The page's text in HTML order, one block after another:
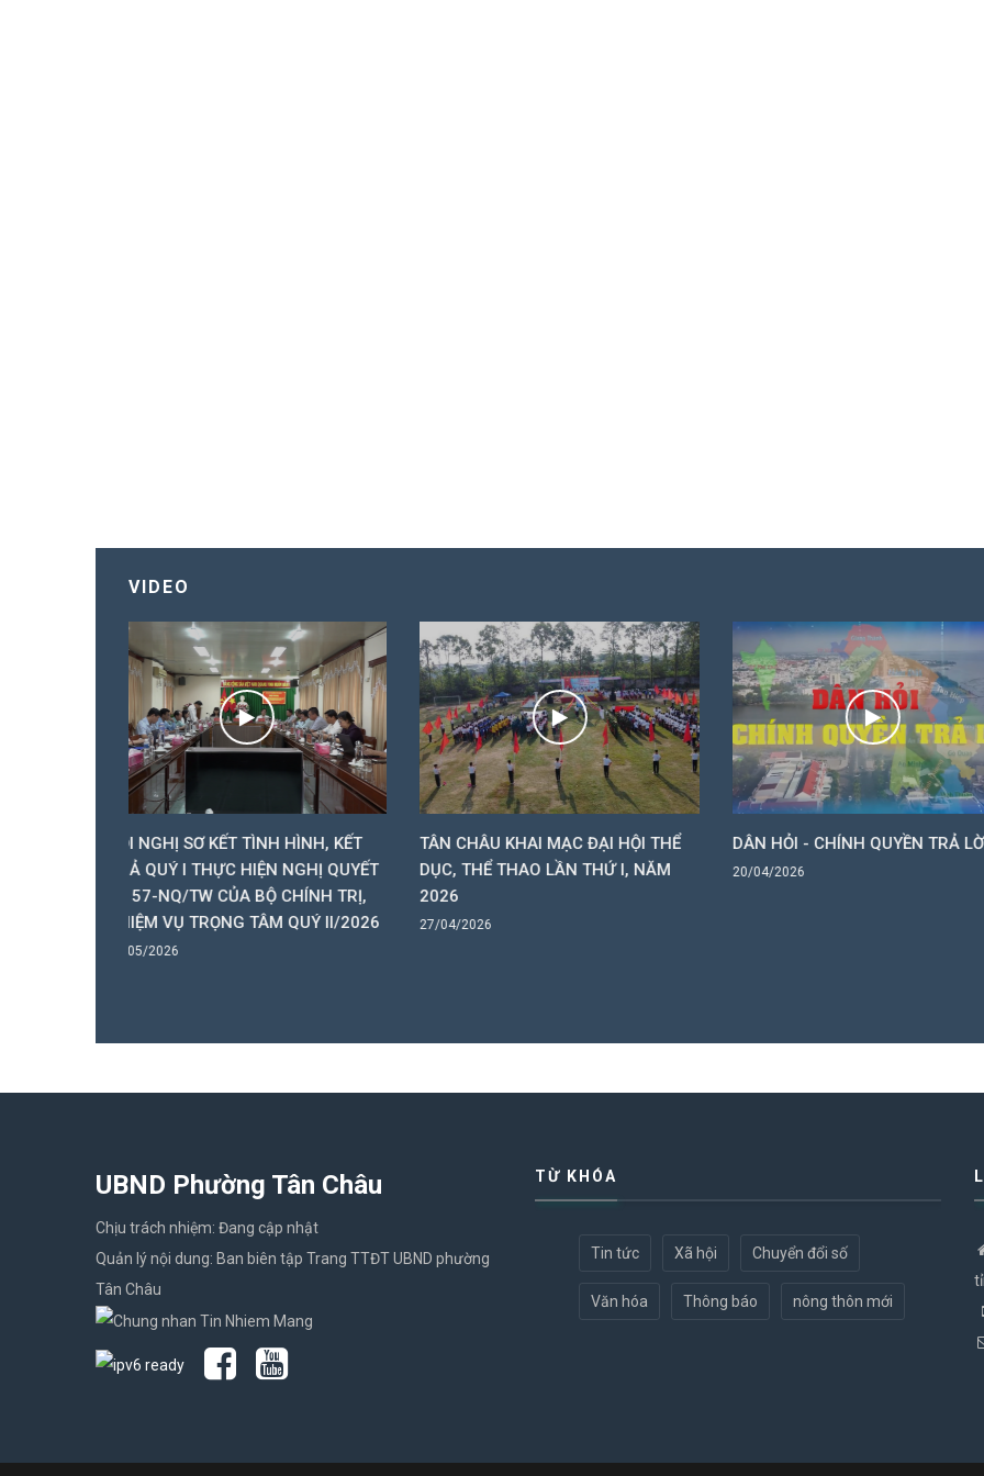
VIDEO
TÂN CHÂU KHAI MẠC ĐẠI HỘI THỂ
DỤC, THỂ THAO LẦN THỨ I, NĂM
2026
27/04/2026
DÂN HỎI - CHÍNH QUYỀN TRẢ LỜI
20/04/2026
Sơ kết hoạt động tín dụng
sách quý I, triển khai
UBND Phường Tân Châu
Chịu trách nhiệm: Đang cập nhật
Quản lý nội dung: Ban biên tập Trang TTĐT UBND phường
Tân Châu
TỪ KHÓA
Tin tức Xã hội Chuyển đổi số
Văn hóa Thông báo nông thôn mới